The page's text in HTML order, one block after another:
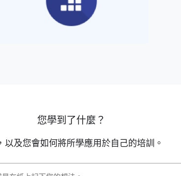
您學到了什麼？
以及您會如何將所學應用於自己的培訓。